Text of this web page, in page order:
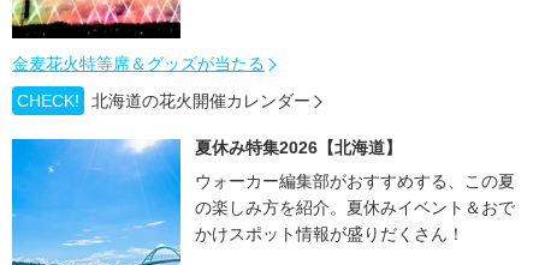
金麦花火特等席＆グッズが当たる
CHECK!
北海道の花火開催カレンダー
夏休み特集2026【北海道】
ウォーカー編集部がおすすめする、この夏
の楽しみ方を紹介。夏休みイベント＆おで
かけスポット情報が盛りだくさん！